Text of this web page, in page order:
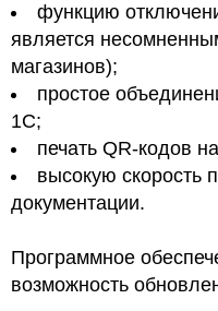
функцию
является
магазинов);
простое
1С;
печать QR-кодов
высокую скорость
документации.
Программное
возможность